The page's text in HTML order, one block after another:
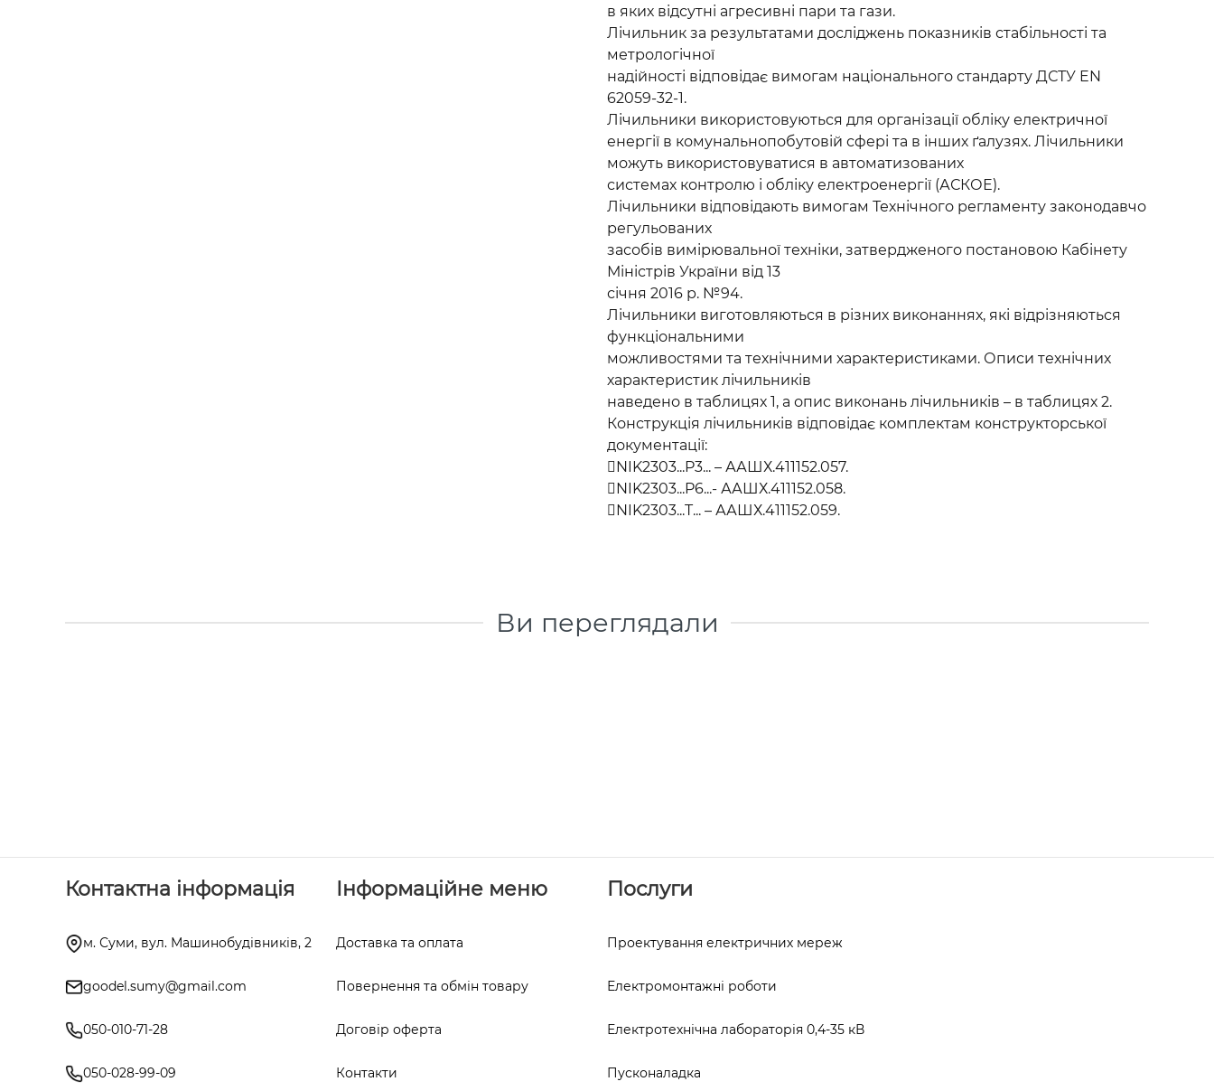
в яких відсутні агресивні пари та гази.
Лічильник за результатами досліджень показників стабільності та
метрологічної
надійності відповідає вимогам національного стандарту ДСТУ EN
62059-32-1.
Лічильники використовуються для організації обліку електричної
енергії в комунальнопобутовій сфері та в інших ґалузях. Лічильники
можуть використовуватися в автоматизованих
системах контролю і обліку електроенергії (АСКОЕ).
Лічильники відповідають вимогам Технічного регламенту законодавчо
регульованих
засобів вимірювальної техніки, затвердженого постановою Кабінету
Міністрів України від 13
січня 2016 р. №94.
Лічильники виготовляються в різних виконаннях, які відрізняються
функціональними
можливостями та технічними характеристиками. Описи технічних
характеристик лічильників
наведено в таблицях 1, а опис виконань лічильників – в таблицях 2.
Конструкція лічильників відповідає комплектам конструкторської
документації:
NIK2303...P3... – ААШХ.411152.057.
NIK2303...P6...- ААШХ.411152.058.
NIK2303...T... – ААШХ.411152.059.
Ви переглядали
Контактна інформація
м. Суми, вул. Машинобудівників, 2
goodel.sumy@gmail.com
050-010-71-28
050-028-99-09
Інформаційне меню
Доставка та оплата
Повернення та обмін товару
Договір оферта
Контакти
Послуги
Проектування електричних мереж
Електромонтажні роботи
Електротехнічна лабораторія 0,4-35 кВ
Пусконаладка